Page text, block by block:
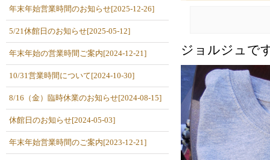
ジョルジュで
年末年始営業時間のお知らせ[2025-12-26]
5/21休館日のお知らせ[2025-05-12]
年末年始の営業時間ご案内[2024-12-21]
10/31営業時間について[2024-10-30]
8/16（金）臨時休業のお知らせ[2024-08-15]
休館日のお知らせ[2024-05-03]
年末年始営業時間のご案内[2023-12-21]